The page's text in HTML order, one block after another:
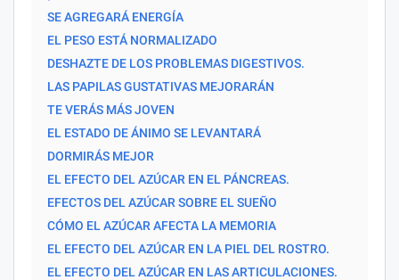
SE AGREGARÁ ENERGÍA
EL PESO ESTÁ NORMALIZADO
DESHAZTE DE LOS PROBLEMAS DIGESTIVOS.
LAS PAPILAS GUSTATIVAS MEJORARÁN
TE VERÁS MÁS JOVEN
EL ESTADO DE ÁNIMO SE LEVANTARÁ
DORMIRÁS MEJOR
EL EFECTO DEL AZÚCAR EN EL PÁNCREAS.
EFECTOS DEL AZÚCAR SOBRE EL SUEÑO
CÓMO EL AZÚCAR AFECTA LA MEMORIA
EL EFECTO DEL AZÚCAR EN LA PIEL DEL ROSTRO.
EL EFECTO DEL AZÚCAR EN LAS ARTICULACIONES.